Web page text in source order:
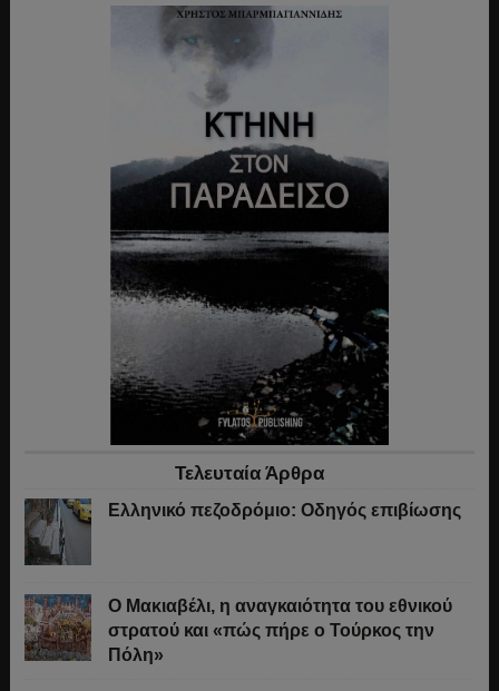
Τελευταία Άρθρα
Ελληνικό πεζοδρόμιο: Οδηγός επιβίωσης
Ο Μακιαβέλι, η αναγκαιότητα του εθνικού
στρατού και «πώς πήρε ο Τούρκος την
Πόλη»